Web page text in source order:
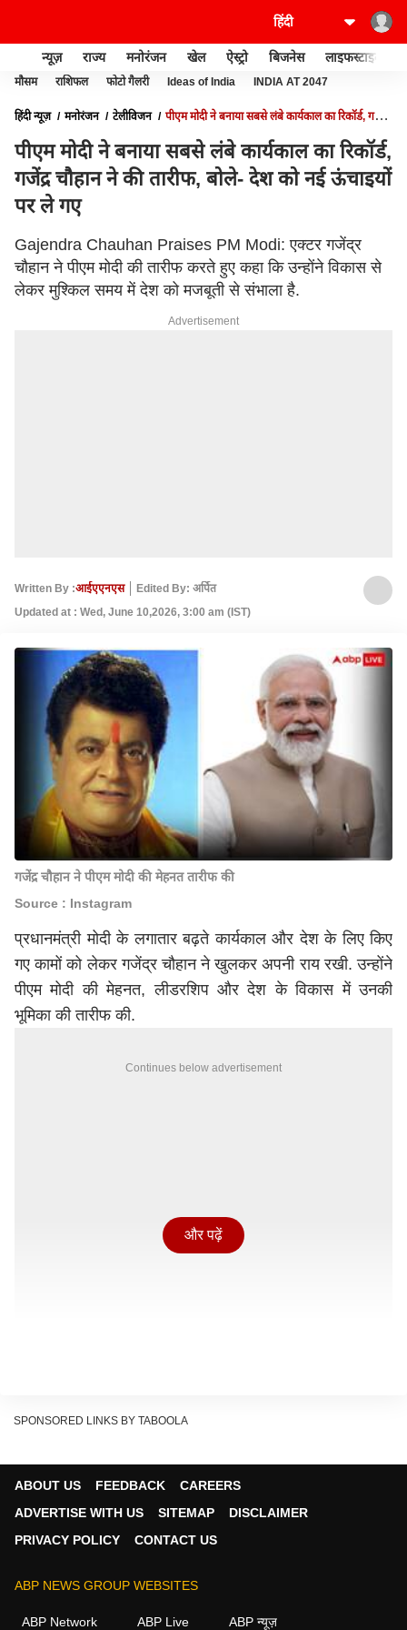
न्यूज़ राज्य मनोरंजन खेल ऐस्ट्रो बिजनेस लाइफस्टाइल
मौसम राशिफल फोटो गैलरी Ideas of India INDIA AT 2047
हिंदी न्यूज़ मनोरंजन टेलीविजन
पीएम मोदी ने बनाया सबसे लंबे कार्यकाल का रिकॉर्ड, गजेंद्र
पीएम मोदी ने बनाया सबसे लंबे कार्यकाल का रिकॉर्ड,
गजेंद्र चौहान ने की तारीफ, बोले- देश को नई ऊंचाइयों
पर ले गए
Gajendra Chauhan Praises PM Modi: एक्टर गजेंद्र
चौहान ने पीएम मोदी की तारीफ करते हुए कहा कि उन्होंने विकास से
लेकर मुश्किल समय में देश को मजबूती से संभाला है.
Advertisement
Written By :आईएएनएस
Edited By: अर्पित
Updated at : Wed, June 10,2026, 3:00 am (IST)
गजेंद्र चौहान ने पीएम मोदी की मेहनत तारीफ की
Source : Instagram
प्रधानमंत्री मोदी के लगातार बढ़ते कार्यकाल और देश के लिए किए
गए कामों को लेकर गजेंद्र चौहान ने खुलकर अपनी राय रखी. उन्होंने
पीएम मोदी की मेहनत, लीडरशिप और देश के विकास में उनकी
भूमिका की तारीफ की.
Continues below advertisement
बराबरी कर ली है और 10 जून को वो इस रिकॉर्ड को पीछे छोड़ देंगे.
और पढ़ें
SPONSORED LINKS BY TABOOLA
ABOUT US FEEDBACK
CAREERS
ADVERTISE WITH US
SITEMAP
DISCLAIMER
PRIVACY POLICY
CONTACT US
ABP NEWS GROUP WEBSITES
ABP Network ABP Live ABP न्यूज़